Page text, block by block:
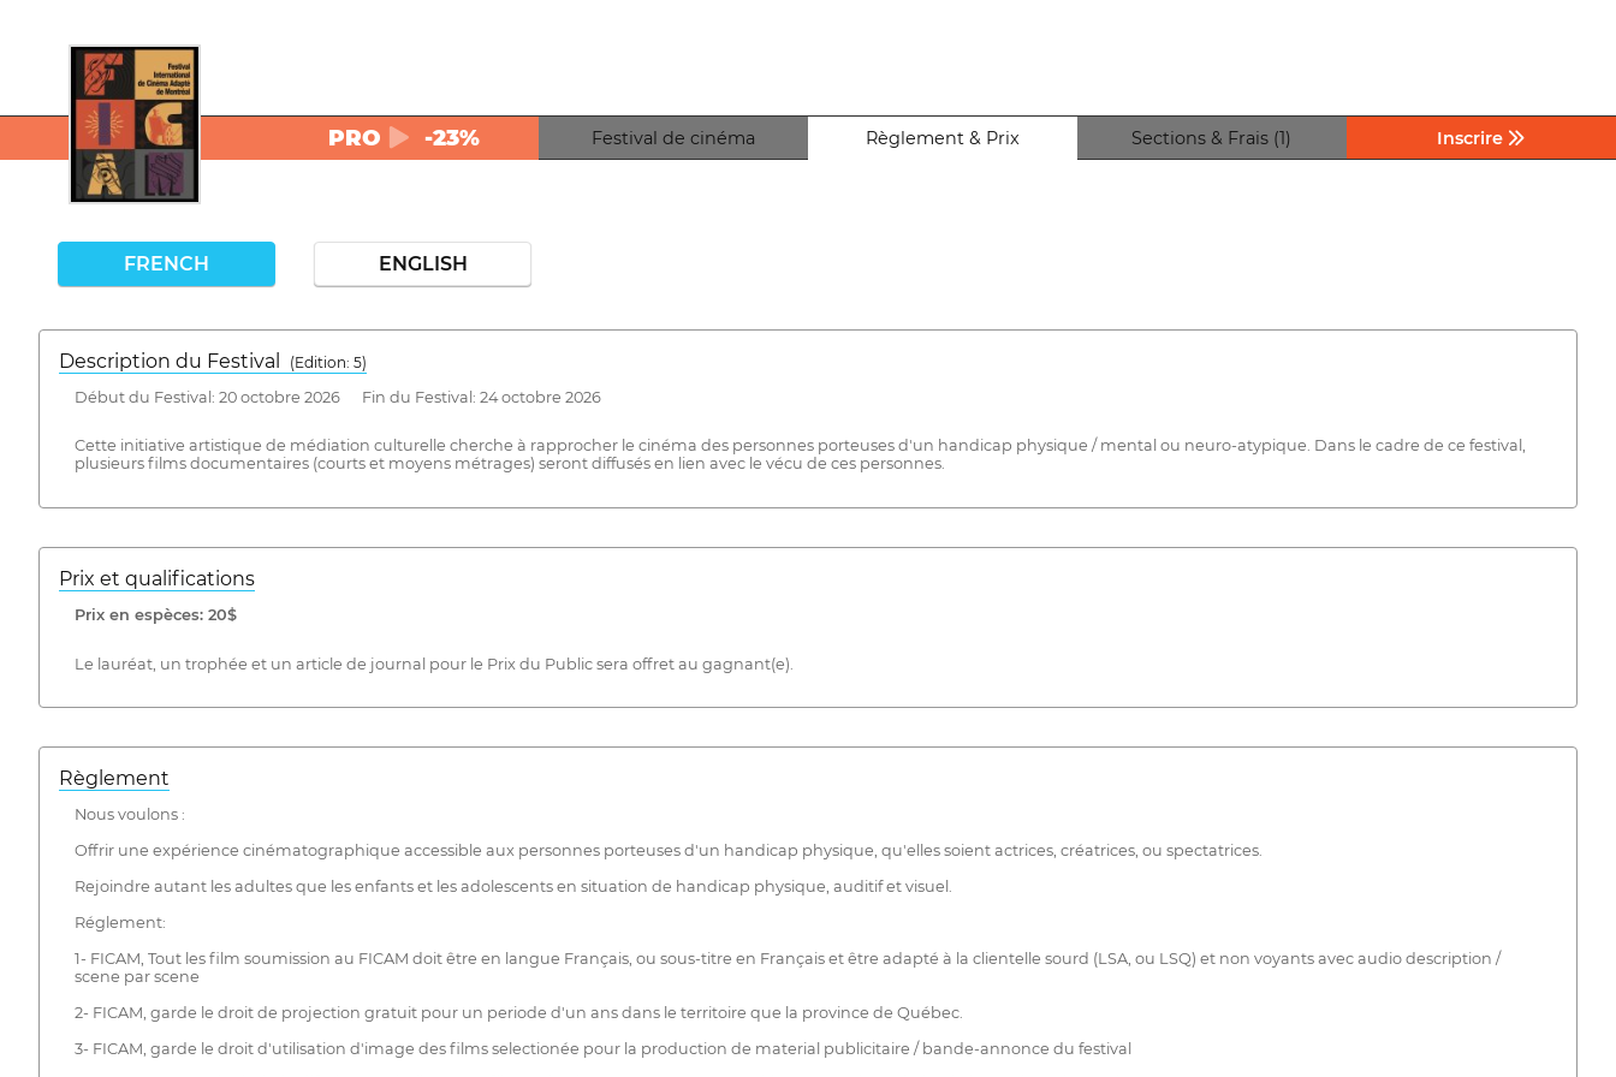
PRO -23% Festival de cinéma Règlement & Prix Sections & Frais (1) Inscrire
FRENCH ENGLISH
Description du Festival
( Edition: 5)
Début du Festival: 20 octobre 2026 Fin du Festival: 24 octobre 2026
Cette initiative artistique de médiation culturelle cherche à rapprocher le cinéma des personnes porteuses d'un handicap physique / mental ou neuro-atypique. Dans le cadre de ce festival,
plusieurs films documentaires (courts et moyens métrages) seront diffusés en lien avec le vécu de ces personnes.
Prix ​​et qualifications
Prix ​​en espèces: 20$
Le lauréat, un trophée et un article de journal pour le Prix du Public sera offret au gagnant(e).
Règlement
Nous voulons :
Offrir une expérience cinématographique accessible aux personnes porteuses d'un handicap physique, qu'elles soient actrices, créatrices, ou spectatrices.
Rejoindre autant les adultes que les enfants et les adolescents en situation de handicap physique, auditif et visuel.
Réglement:
1- FICAM, Tout les film soumission au FICAM doit être en langue Français, ou sous-titre en Français et être adapté à la clientelle sourd (LSA, ou LSQ) et non voyants avec audio description /
scene par scene
2- FICAM, garde le droit de projection gratuit pour un periode d'un ans dans le territoire que la province de Québec.
3- FICAM, garde le droit d'utilisation d'image des films selectionée pour la production de material publicitaire / bande-annonce du festival